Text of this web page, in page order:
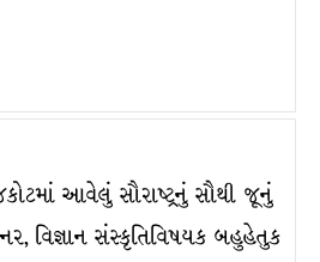
આવેલું સૌરાષ્ટ્રનું સૌથી જૂનું
વિજ્ઞાન સંસ્કૃતિવિષયક બહુહેતુક